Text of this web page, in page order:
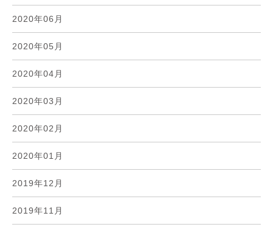
2020年06月
2020年05月
2020年04月
2020年03月
2020年02月
2020年01月
2019年12月
2019年11月